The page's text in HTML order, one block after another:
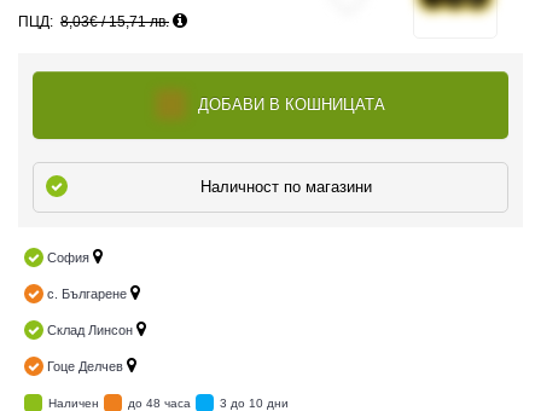
ЕКИПИРОВКА
8,03€ / 15,71 лв.
ДОБАВИ В КОШНИЦАТА
Наличност по магазини
София
с. Българене
Склад Линсон
Гоце Делчев
Наличен до 48 часа 3 до 10 дни